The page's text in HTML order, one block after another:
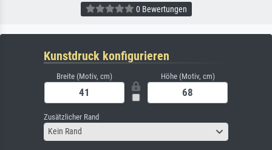
0 Bewertungen
Kunstdruck konfigurieren
Breite (Motiv, cm) Höhe (Motiv, cm)
Zusätzlicher Rand
Kein Rand